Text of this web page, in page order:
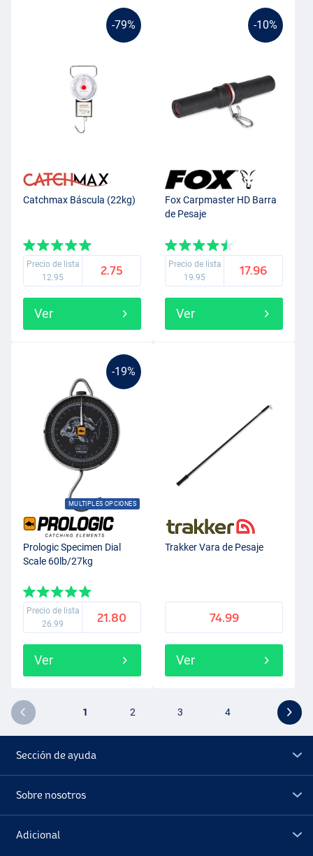
-79%
Catchmax Báscula (22kg)
Precio de lista
12.95
2.75
Ver
-10%
Fox Carpmaster HD Barra
de Pesaje
Precio de lista
19.95
17.96
Ver
-19%
MULTIPLES OPCIONES
Prologic Specimen Dial
Scale 60lb/27kg
Precio de lista
26.99
21.80
Ver
Trakker Vara de Pesaje
74.99
Ver
1 2 3 4
Sección de ayuda
Sobre nosotros
Adicional